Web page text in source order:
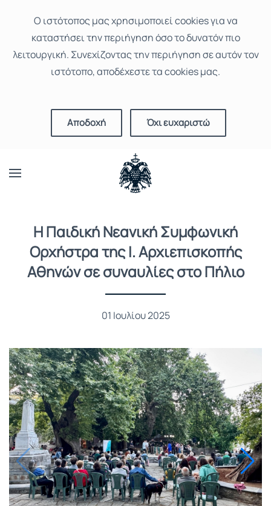
Ο ιστότοπoς μας χρησιμοποιεί cookies για να
καταστήσει την περιήγηση όσο το δυνατόν πιο
λειτουργική. Συνεχίζοντας την περιήγηση σε αυτόν τον
ιστότοπο, αποδέχεστε τα cookies μας.
Αποδοχή Όχι ευχαριστώ
Η Παιδική Νεανική Συμφωνική
Ορχήστρα της Ι. Αρχιεπισκοπής
Αθηνών σε συναυλίες στο Πήλιο
01 Ιουλίου 2025